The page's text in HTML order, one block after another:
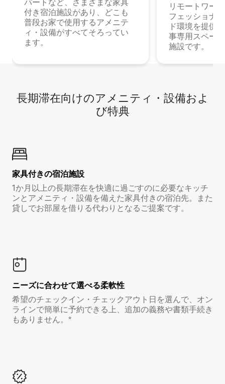
付き宿泊施設があり、どこも
普段お家で使用するアメニテ
ィ・設備がすべてそろってい
ます。
リモートワー
フェッショナ
ド環境を提供
事専用スペー
施設です。
長期滞在向け⁠のア⁠メ⁠ニ⁠テ⁠ィ⁠・設⁠備⁠およ
び特⁠典
家具付き⁠の宿⁠泊⁠施⁠設
1か月以上の長期滞在を快適に過ごすのに必要なキッチ
ンとアメニティ・設備を備えた家具付きの宿泊先。また
貸しでお部屋を借りる代わりとなるご提案です。
ニーズに合わせて選べる柔軟性
希望のチェックイン・チェックアウト日を選んで、オン
ラインで簡単に予約できる上、追加の義務や書類手続き
もありません。*